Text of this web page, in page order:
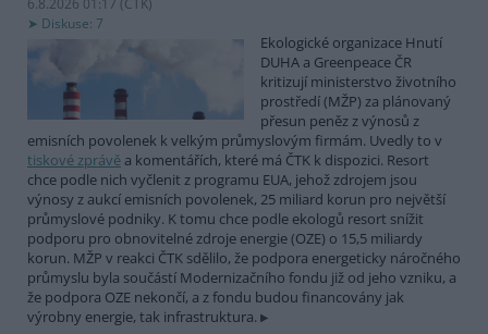
6.8.2026 01:17 (ČTK)
Diskuse: 7
Ekologické organizace Hnutí
DUHA a Greenpeace ČR
kritizují ministerstvo životního
prostředí (MŽP) za plánovaný
přesun peněz z výnosů z
emisních povolenek k velkým průmyslovým firmám. Uvedly to v
tiskové zprávě a komentářích, které má ČTK k dispozici. Resort
chce podle nich vyčlenit z programu EUA, jehož zdrojem jsou
výnosy z aukcí emisních povolenek, 25 miliard korun pro největší
průmyslové podniky. K tomu chce podle ekologů resort snížit
podporu pro obnovitelné zdroje energie (OZE) o 15,5 miliardy
korun. MŽP v reakci ČTK sdělilo, že podpora energeticky náročného
průmyslu byla součástí Modernizačního fondu již od jeho vzniku, a
že podpora OZE nekončí, a z fondu budou financovány jak
výrobny energie, tak infrastruktura.